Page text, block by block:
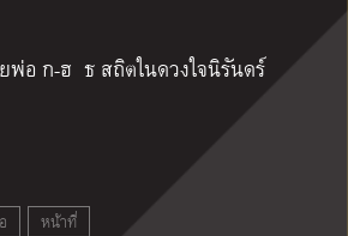
พ่อ ก-ฮ ธ สถิตในดวงใจนิรันดร์
หน้าที่